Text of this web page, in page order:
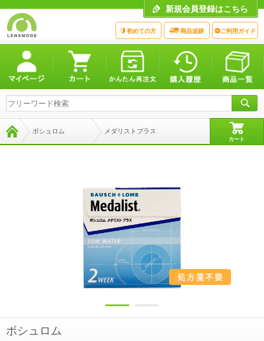
新規会員登録はこちら
初めての方 商品追跡 ご利用ガイド
ボシュロム メダリストプラス
カート
ボシュロム